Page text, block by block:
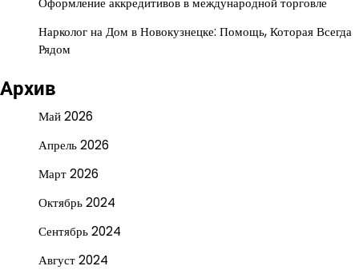
Нарколог на Дом в Новокузнецке: Помощь, Которая Всегда
Рядом
Архив
Май 2026
Апрель 2026
Март 2026
Октябрь 2024
Сентябрь 2024
Август 2024